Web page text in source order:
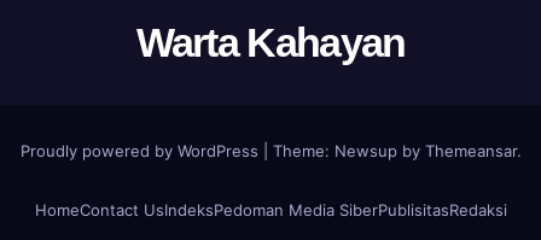
Warta Kahayan
Proudly powered by WordPress Theme: Newsup by Themeansar.
HomeContact UsIndeksPedoman Media SiberPublisitasRedaksi